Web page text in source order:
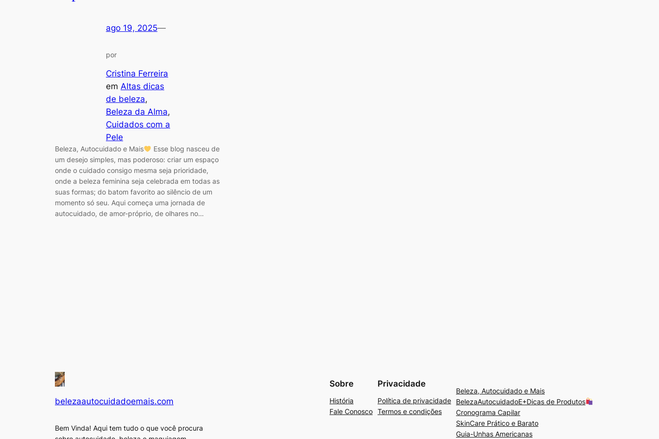
ago 19, 2025—
por
Cristina Ferreira
em Altas dicas
de beleza
Beleza da Alma
Cuidados com a
Pele
Beleza, Autocuidado e Mais
Esse blog nasceu de
um desejo simples, mas poderoso: criar um espaço
onde o cuidado consigo mesma seja prioridade,
onde a beleza feminina seja celebrada em todas as
suas formas; do batom favorito ao silêncio de um
momento só seu. Aqui começa uma jornada de
autocuidado, de amor-próprio, de olhares no…
belezaautocuidadoemais.com
Bem Vinda! Aqui tem tudo o que você procura
Sobre
História
Fale Conosco
Privacidade
Política de privacidade
Termos e condições
Beleza, Autocuidado e Mais
BelezaAutocuidadoE+Dicas de Produtos
Cronograma Capilar
SkinCare Prático e Barato
Guia-Unhas Americanas